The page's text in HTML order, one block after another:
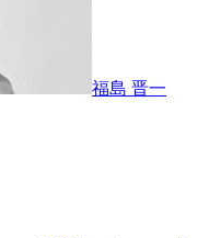
福島 晋一